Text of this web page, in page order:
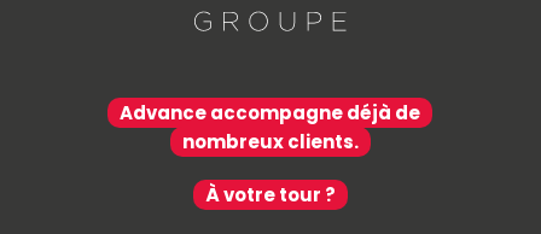
Advance accompagne déjà de
nombreux clients.
À votre tour ?